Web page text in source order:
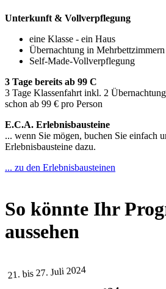
Unterkunft & Vollverpflegung
eine Klasse - ein Haus
Übernachtung in
Self-Made-Vollverpflegung
3 Tage bereits ab 99 C
3 Tage Klassenfahrt inkl. 2
schon ab 99 € pro Person
E.C.A. Erlebnisbausteine
... wenn Sie mögen, buchen Sie einfach
Erlebnisbausteine dazu.
... zu den Erlebnisbausteinen
So könnte Ihr
aussehen
21. bis 27. Juli 2024